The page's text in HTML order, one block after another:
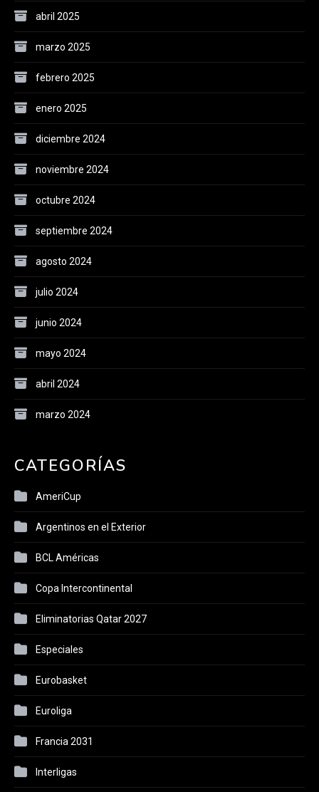
abril 2025
marzo 2025
febrero 2025
enero 2025
diciembre 2024
noviembre 2024
octubre 2024
septiembre 2024
agosto 2024
julio 2024
junio 2024
mayo 2024
abril 2024
marzo 2024
CATEGORÍAS
AmeriCup
Argentinos en el Exterior
BCL Américas
Copa Intercontinental
Eliminatorias Qatar 2027
Especiales
Eurobasket
Euroliga
Francia 2031
Interligas